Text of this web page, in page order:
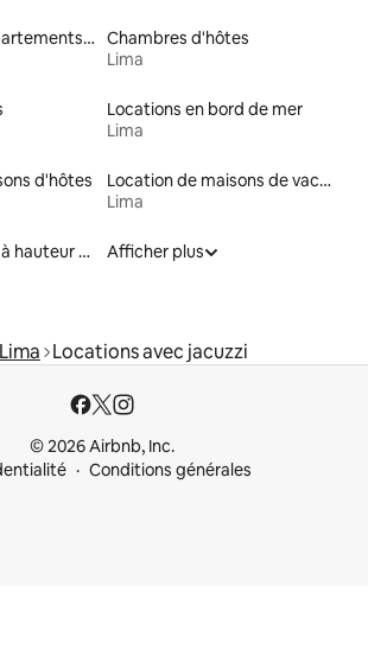
Résidences d'appartements en location Chambres d'hôtes
Lima
Locations en bord de mer
Lima
d'hôtes
Location de maisons de vacances
Lima
Locations avec lit à hauteur adaptée
Afficher plus
Lima Locations avec jacuzzi
© 2026 Airbnb, Inc.
Conditions générales